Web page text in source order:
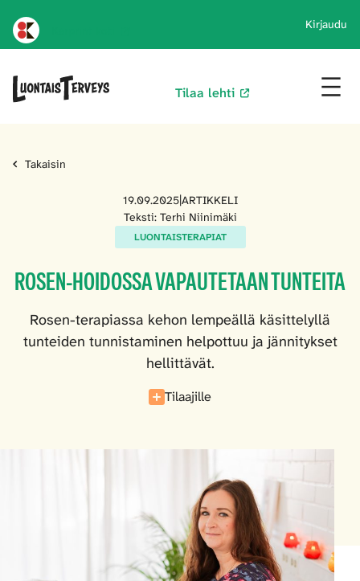
Kirjaudu
Tilaa lehti
Takaisin
19.09.2025|ARTIKKELI
Teksti: Terhi Niinimäki
LUONTAISTERAPIAT
ROSEN-HOIDOSSA VAPAUTETAAN TUNTEITA
Rosen-terapiassa kehon lempeällä käsittelyllä
tunteiden tunnistaminen helpottuu ja jännitykset
hellittävät.
Tilaajille